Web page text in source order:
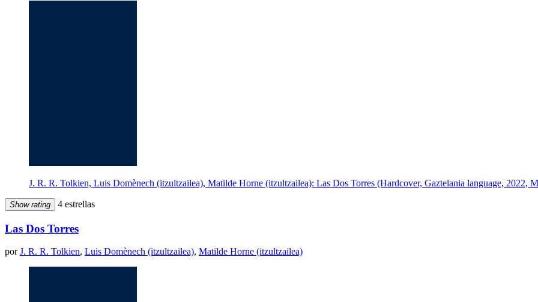
J. R. R. Tolkien, Luis Domènech (itzultzailea), Matilde Horne (itzultzailea): Las Dos Torres (Hardcover, Gaztelania language, 2022,
Show rating 4 estrellas
Las Dos Torres
porJ. R. R. Tolkien, Luis Domènech (itzultzailea), Matilde Horne (itzultzailea)